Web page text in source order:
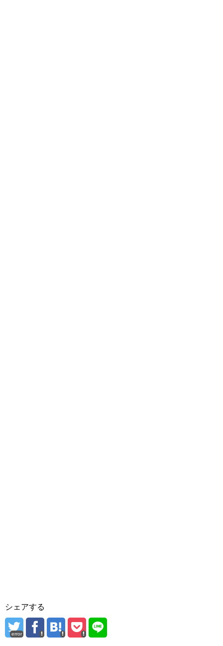
シェアする
error